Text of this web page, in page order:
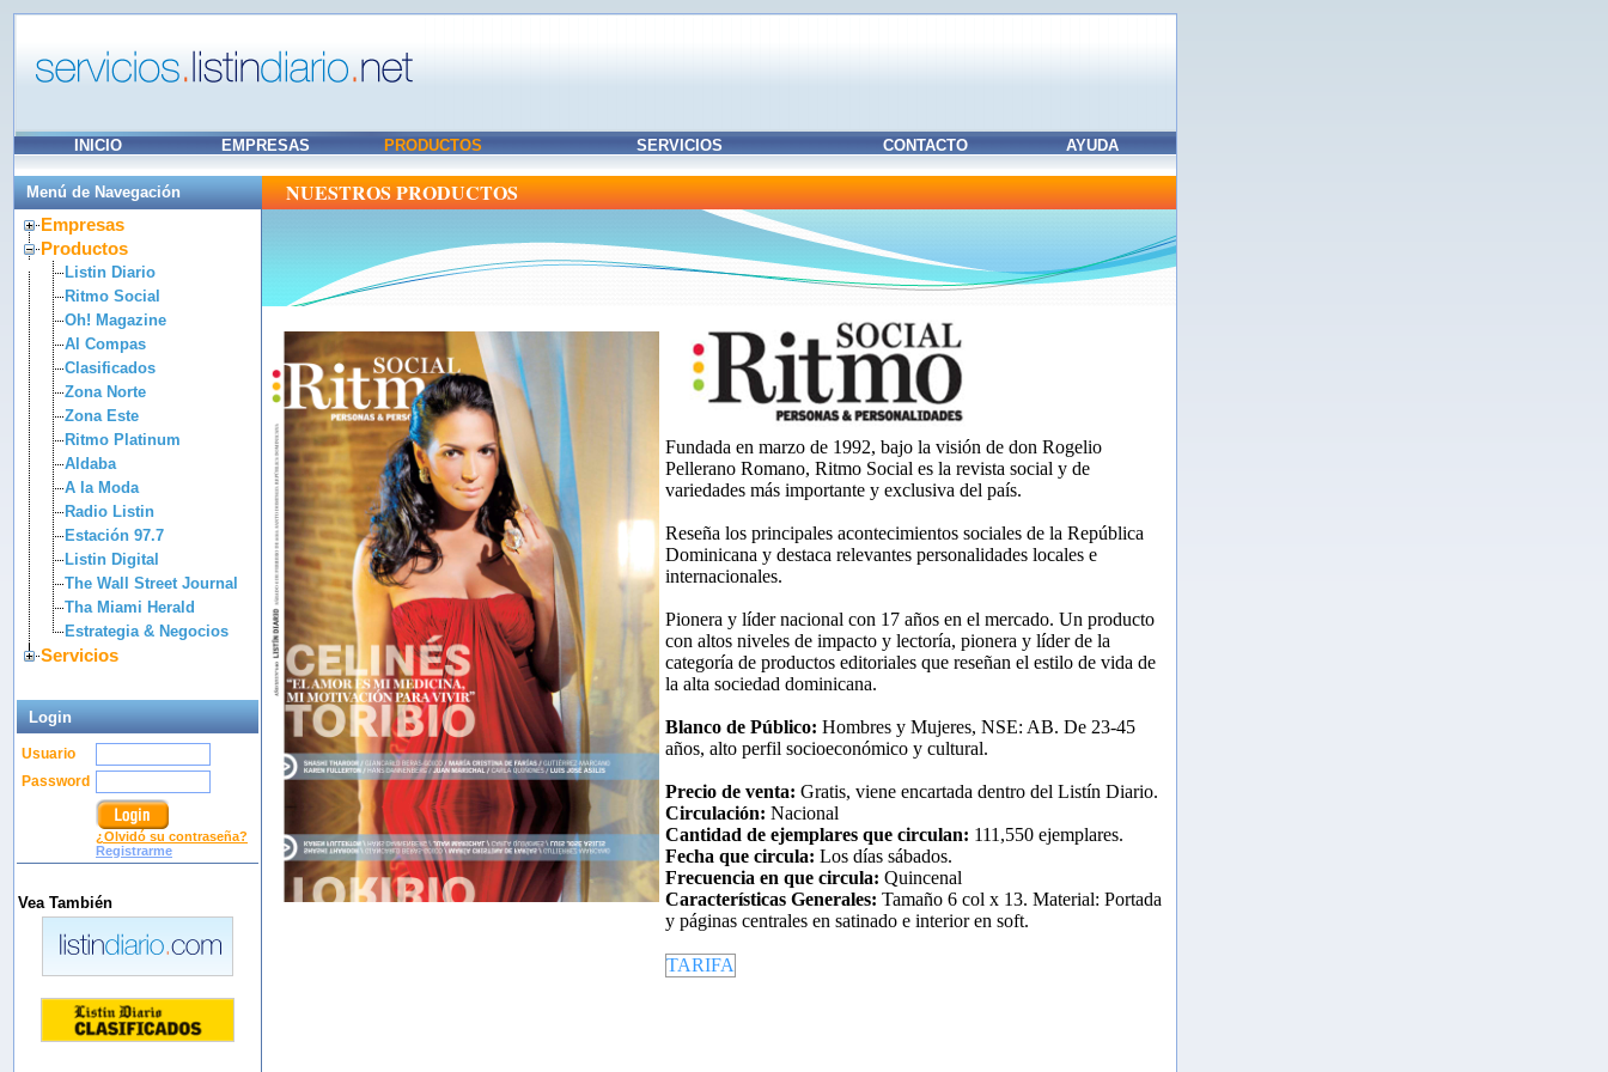
INICIO EMPRESAS PRODUCTOS SERVICIOS CONTACTO AYUDA
Menú de Navegación NUESTROS PRODUCTOS
Empresas
Productos
Listin Diario
Ritmo Social
Oh! Magazine
Al Compas
Clasificados
Zona Norte
Zona Este
Ritmo Platinum
Aldaba
A la Moda
Radio Listin
Estación 97.7
Listin Digital
The Wall Street Journal
Tha Miami Herald
Estrategia & Negocios
Servicios
Login
Usuario
Password
¿Olvidó su contraseña?
Registrarme
Vea También
Fundada en marzo de 1992, bajo la visión de don Rogelio
Pellerano Romano, Ritmo Social es la revista social y de
variedades más importante y exclusiva del país.
Reseña los principales acontecimientos sociales de la República
Dominicana y destaca relevantes personalidades locales e
internacionales.
Pionera y líder nacional con 17 años en el mercado. Un producto
con altos niveles de impacto y lectoría, pionera y líder de la
categoría de productos editoriales que reseñan el estilo de vida de
la alta sociedad dominicana.
Blanco de Público: Hombres y Mujeres, NSE: AB. De 23-45
años, alto perfil socioeconómico y cultural.
Precio de venta: Gratis, viene encartada dentro del Listín Diario.
Circulación: Nacional
Cantidad de ejemplares que circulan: 111,550 ejemplares.
Fecha que circula: Los días sábados.
Frecuencia en que circula: Quincenal
Características Generales: Tamaño 6 col x 13. Material: Portada
y páginas centrales en satinado e interior en soft.
TARIFA